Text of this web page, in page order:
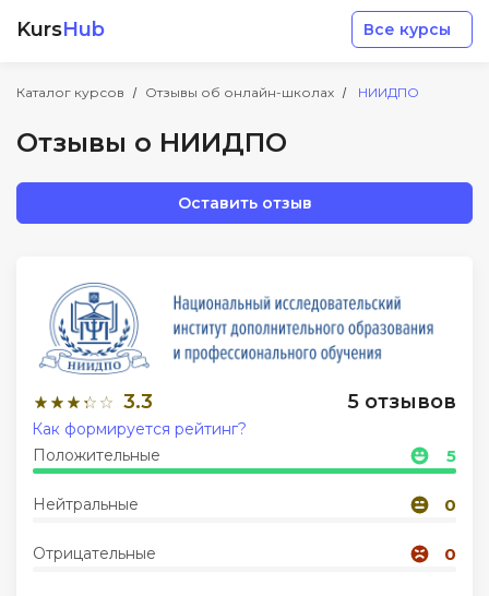
KursHub Все курсы
Каталог курсов Отзывы об онлайн-школах НИИДПО
Отзывы о НИИДПО
Оставить отзыв
3.3 5 отзывов
Положительные 5
Нейтральные 0
Отрицательные 0
Как формируется рейтинг?
Маркетинг
Дизайн
Аналитика
Менеджмент